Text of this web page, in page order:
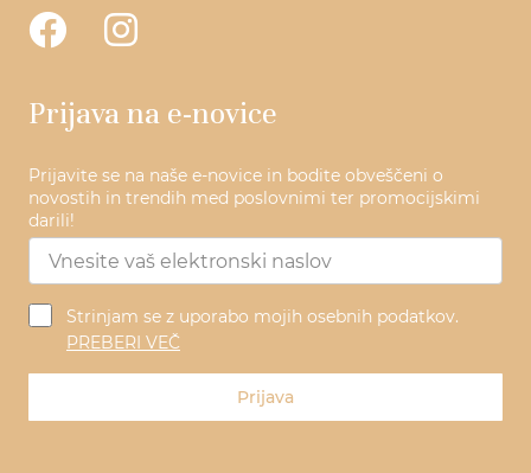
Prijava na e-novice
Prijavite se na naše e-novice in bodite obveščeni o
novostih in trendih med poslovnimi ter promocijskimi
darili!
Strinjam se z uporabo mojih osebnih podatkov.
PREBERI VEČ
Prijava